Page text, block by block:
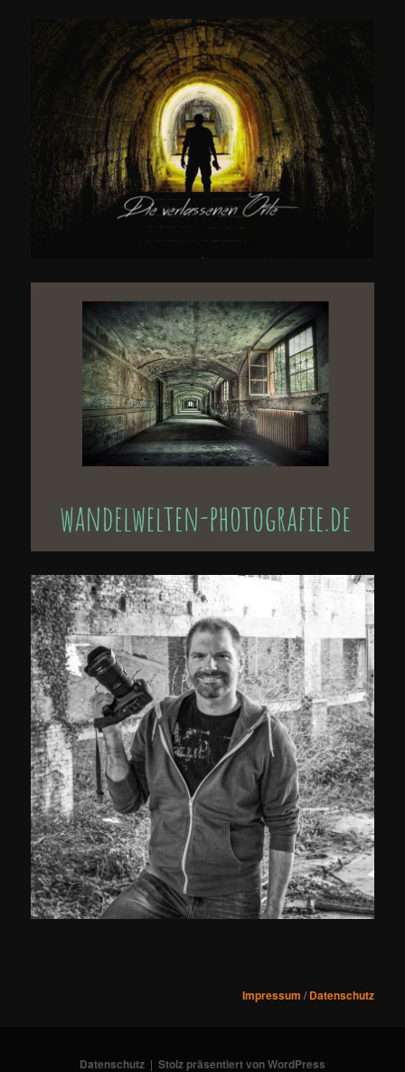
Impressum /Datenschutz
Datenschutz Stolz präsentiert von WordPress